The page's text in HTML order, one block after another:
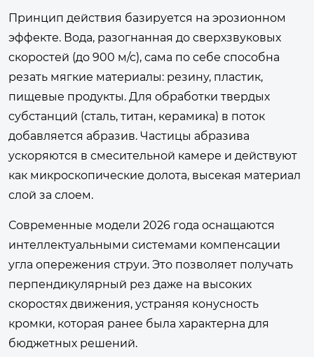
Принцип действия базируется на эрозионном
эффекте. Вода, разогнанная до сверхзвуковых
скоростей (до 900 м/с), сама по себе способна
резать мягкие материалы: резину, пластик,
пищевые продукты. Для обработки твердых
субстанций (сталь, титан, керамика) в поток
добавляется абразив. Частицы абразива
ускоряются в смесительной камере и действуют
как микроскопические долота, высекая материал
слой за слоем.
Современные модели 2026 года оснащаются
интеллектуальными системами компенсации
угла опережения струи. Это позволяет получать
перпендикулярный рез даже на высоких
скоростях движения, устраняя конусность
кромки, которая ранее была характерна для
бюджетных решений.